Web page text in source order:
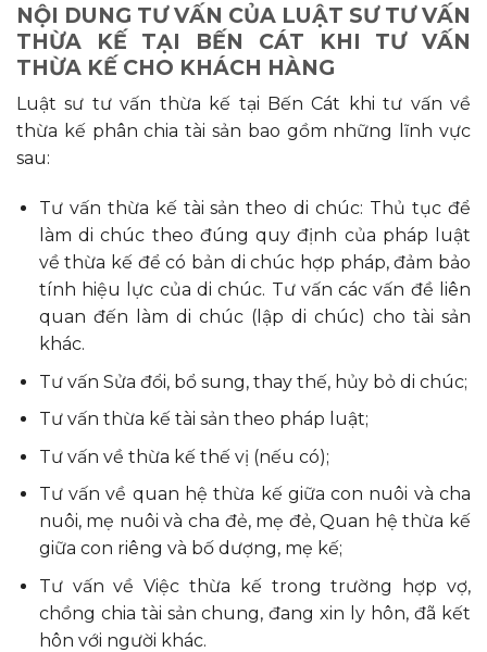
NỘI DUNG TƯ VẤN CỦA LUẬT SƯ TƯ VẤN
THỪA KẾ TẠI BẾN CÁT KHI TƯ VẤN
THỪA KẾ CHO KHÁCH HÀNG
Luật sư tư vấn thừa kế tại Bến Cát khi tư vấn về
thừa kế phân chia tài sản bao gồm những lĩnh vực
sau:
Tư vấn thừa kế tài sản theo di chúc: Thủ tục để
làm di chúc theo đúng quy định của pháp luật
về thừa kế để có bản di chúc hợp pháp, đảm bảo
tính hiệu lực của di chúc. Tư vấn các vấn đề liên
quan đến làm di chúc (lập di chúc) cho tài sản
khác.
Tư vấn Sửa đổi, bổ sung, thay thế, hủy bỏ di chúc;
Tư vấn thừa kế tài sản theo pháp luật;
Tư vấn về thừa kế thế vị (nếu có);
Tư vấn về quan hệ thừa kế giữa con nuôi và cha
nuôi, mẹ nuôi và cha đẻ, mẹ đẻ, Quan hệ thừa kế
giữa con riêng và bố dượng, mẹ kế;
Tư vấn về Việc thừa kế trong trường hợp vợ,
chồng chia tài sản chung, đang xin ly hôn, đã kết
hôn với người khác.